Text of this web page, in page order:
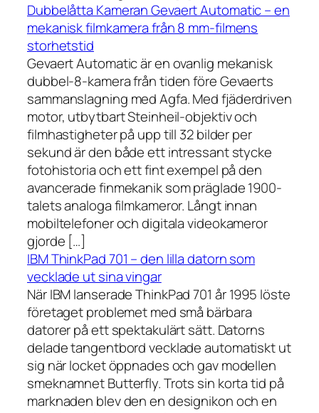
Dubbelåtta Kameran Gevaert Automatic – en
mekanisk filmkamera från 8 mm-filmens
storhetstid
Gevaert Automatic är en ovanlig mekanisk
dubbel-8-kamera från tiden före Gevaerts
sammanslagning med Agfa. Med fjäderdriven
motor, utbytbart Steinheil-objektiv och
filmhastigheter på upp till 32 bilder per
sekund är den både ett intressant stycke
fotohistoria och ett fint exempel på den
avancerade finmekanik som präglade 1900-
talets analoga filmkameror. Långt innan
mobiltelefoner och digitala videokameror
gjorde […]
IBM ThinkPad 701 – den lilla datorn som
vecklade ut sina vingar
När IBM lanserade ThinkPad 701 år 1995 löste
företaget problemet med små bärbara
datorer på ett spektakulärt sätt. Datorns
delade tangentbord vecklade automatiskt ut
sig när locket öppnades och gav modellen
smeknamnet Butterfly. Trots sin korta tid på
marknaden blev den en designikon och en